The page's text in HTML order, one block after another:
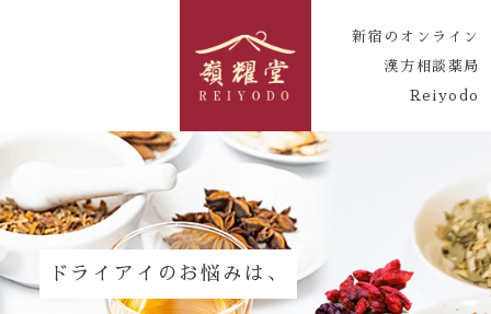
新宿のオンライン
漢方相談薬局
Reiyodo
ドライアイのお悩みは、